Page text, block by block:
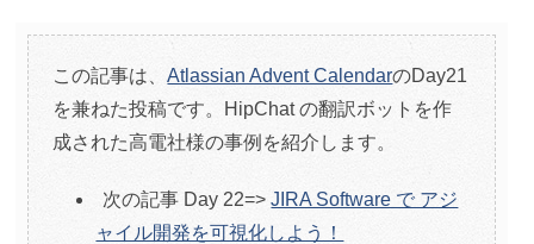
この記事は、Atlassian Advent CalendarのDay21
を兼ねた投稿です。HipChat の翻訳ボットを作
成された高電社様の事例を紹介します。
次の記事 Day 22=>JIRA Software で アジ
ャイル開発を可視化しよう！